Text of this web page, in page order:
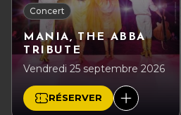
Concert
MANIA, THE ABBA
TRIBUTE
Vendredi 25 septembre 2026
RÉSERVER